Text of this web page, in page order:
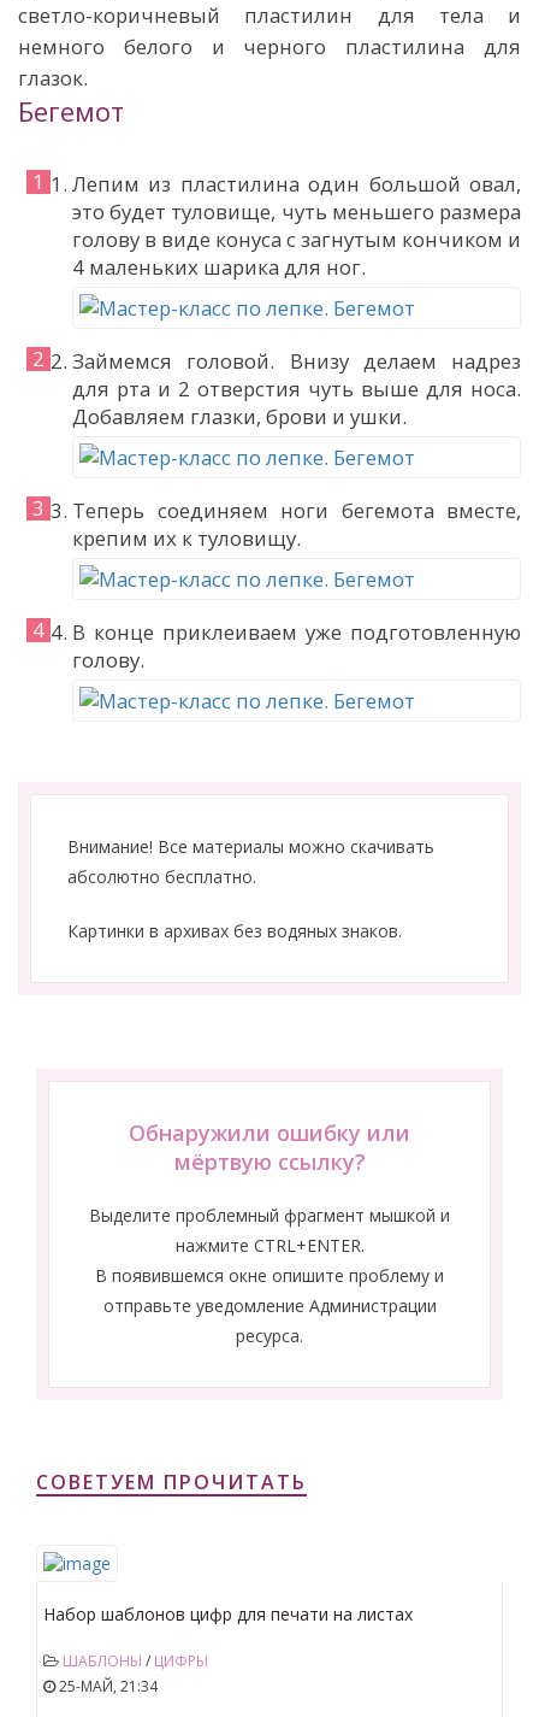
светло-коричневый пластилин для тела и
немного белого и черного пластилина для
глазок.
Бегемот
Лепим из пластилина один большой овал,
это будет туловище, чуть меньшего размера
голову в виде конуса с загнутым кончиком и
4 маленьких шарика для ног.
Займемся головой. Внизу делаем надрез
для рта и 2 отверстия чуть выше для носа.
Добавляем глазки, брови и ушки.
Теперь соединяем ноги бегемота вместе,
крепим их к туловищу.
В конце приклеиваем уже подготовленную
голову.
Внимание! Все материалы можно скачивать
абсолютно бесплатно.
Картинки в архивах без водяных знаков.
Обнаружили ошибку или
мёртвую ссылку?
Выделите проблемный фрагмент мышкой и
нажмите CTRL+ENTER.
В появившемся окне опишите проблему и
отправьте уведомление Администрации
ресурса.
СОВЕТУЕМ ПРОЧИТАТЬ
Набор шаблонов цифр для печати на листах
ШАБЛОНЫ / ЦИФРЫ
25-МАЙ, 21:34